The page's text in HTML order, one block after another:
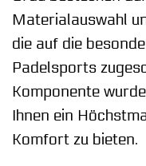
Materialauswahl
die auf die
Padelsports
Komponente
Ihnen ein
Komfort zu bieten.